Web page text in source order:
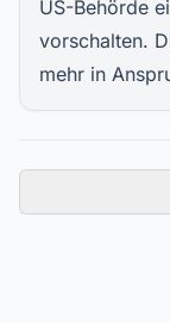
US-Behörde
vorschalten.
mehr in